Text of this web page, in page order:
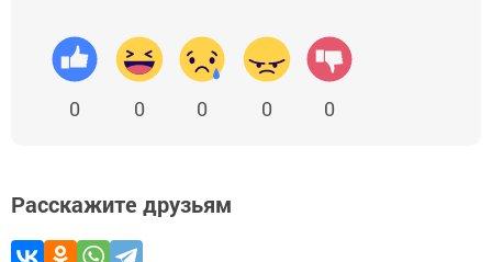
0 0 0 0 0
Расскажите друзьям